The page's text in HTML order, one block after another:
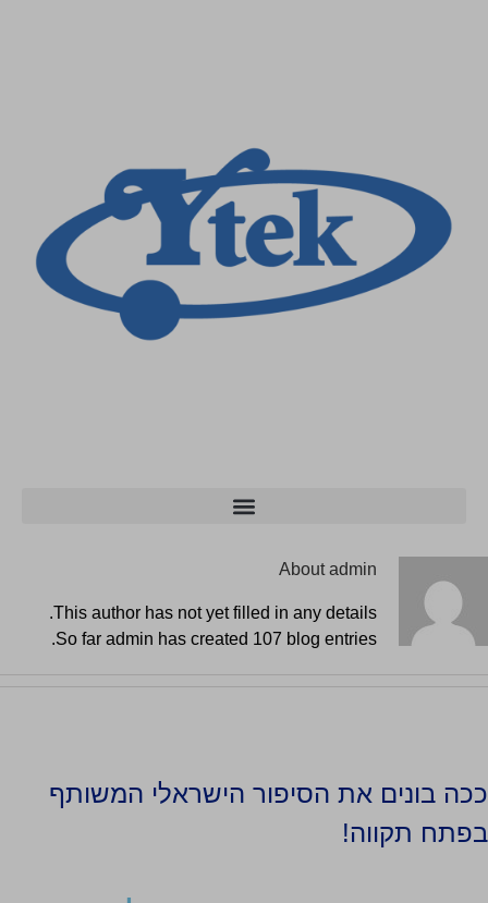
Aboutadmin
This author has not yet filled in any details.
So far admin has created 107 blog entries.
ככה בונים את הסיפור הישראלי המשותף
בפתח תקווה!